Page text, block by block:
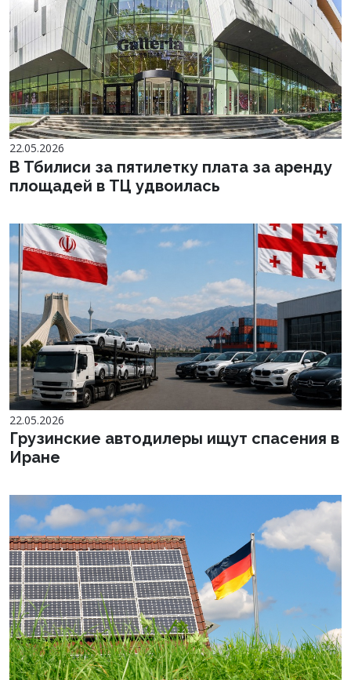
22.05.2026
В Тбилиси за пятилетку плата за аренду
площадей в ТЦ удвоилась
22.05.2026
Грузинские автодилеры ищут спасения в
Иране